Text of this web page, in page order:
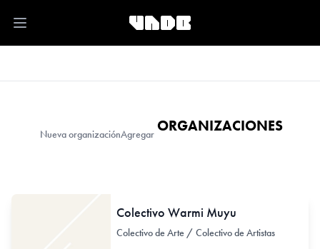
Open main menu
Nueva organizaciónAgregar ORGANIZACIONES
Colectivo Warmi Muyu
Colectivo de Arte / Colectivo de Artistas